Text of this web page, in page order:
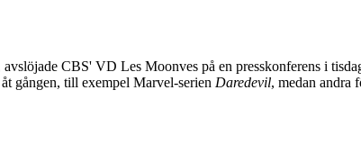
CBS' VD Les Moonves på en presskonferens i
gången, till exempel Marvel-serien Daredevil, medan andra